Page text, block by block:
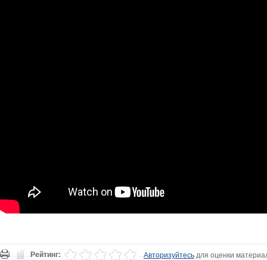
Рейтинг: Авторизуйтесьдля оценки